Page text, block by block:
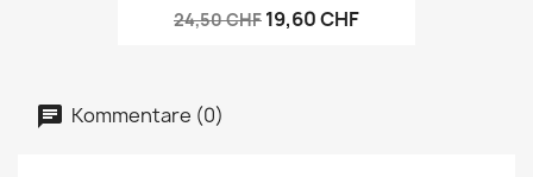
24,50 CHF 19,60 CHF
Kommentare (0)